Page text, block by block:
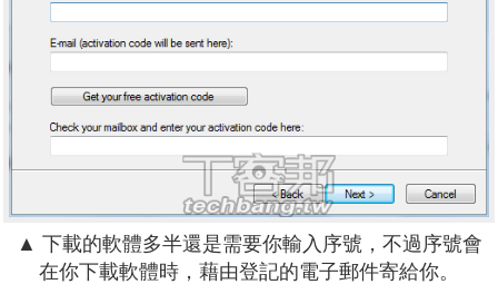
▲ 下載的軟體多半還是需要你輸入序號，不過序號會
在你下載軟體時，藉由登記的電子郵件寄給你。